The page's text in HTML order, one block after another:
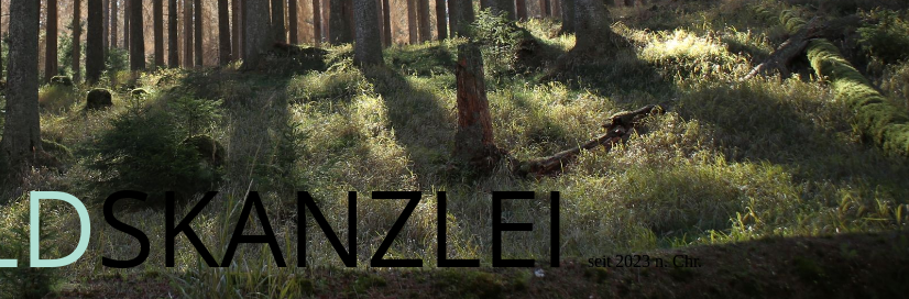
SKANZLEI seit 2023 n. Chr.